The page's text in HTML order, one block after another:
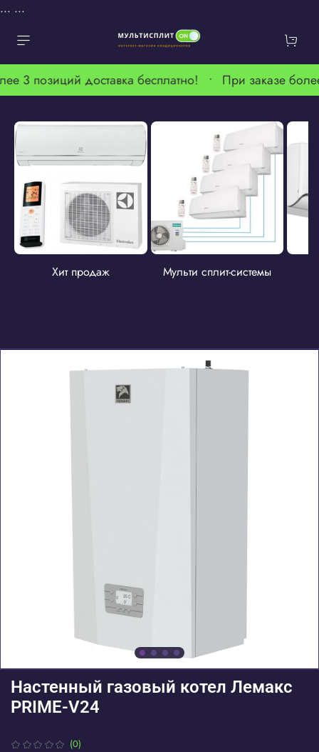
... ...
3 позиций доставка бесплатно! • При заказе
Хит продаж Мульти сплит-системы
(0)
Настенный газовый котел Лемакс
PRIME-V24